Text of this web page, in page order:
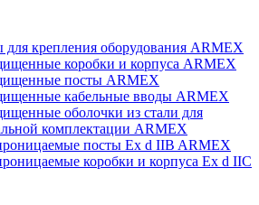
для крепления оборудования ARMEX
коробки и корпуса ARMEX
посты ARMEX
кабельные вводы ARMEX
оболочки из стали для
комплектации ARMEX
посты Ex d IIB ARMEX
коробки и корпуса Ex d IIС